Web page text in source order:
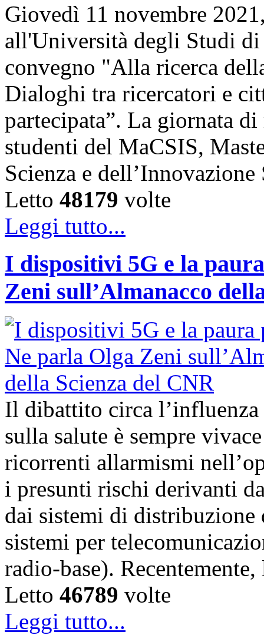
Giovedì 11 novembre
all'Università degli Studi
convegno "Alla ricerca
Dialoghi tra ricercatori e
partecipata”. La giornata
studenti del MaCSIS,
Scienza e
Letto 48179 volte
Leggi tutto...
I dispositivi 5G e la
Zeni sull’Almanacco
Il dibattito circa
sulla salute è sempre
ricorrenti allarmismi
i presunti rischi derivanti
dai sistemi di distribuzione
sistemi per
radio-base).
Letto 46789 volte
Leggi tutto...